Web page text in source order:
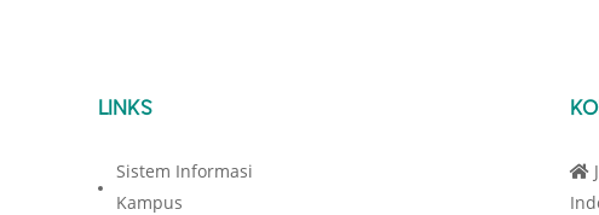
LINKS
Sistem Informasi
Kampus